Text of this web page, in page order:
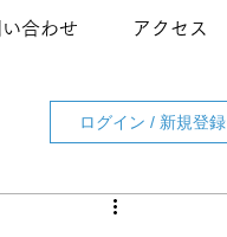
い合わせ アクセス
ログイン / 新規登録